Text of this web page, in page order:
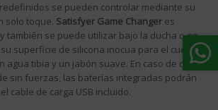
se pueden controlar mediante su
solo toque. Satisfyer Game Changer es
también se puede utilizar bajo la ducha o en
superficie de silicona inocua para el cuerpo
agua tibia y un jabón suave. En caso de que
sin fuerzas, las baterías integradas podrán
cable de carga USB incluido.